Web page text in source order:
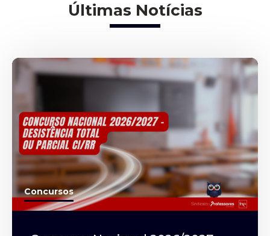
Últimas Notícias
Concursos